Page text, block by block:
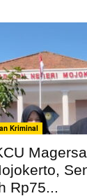
Kriminal
Rp75...